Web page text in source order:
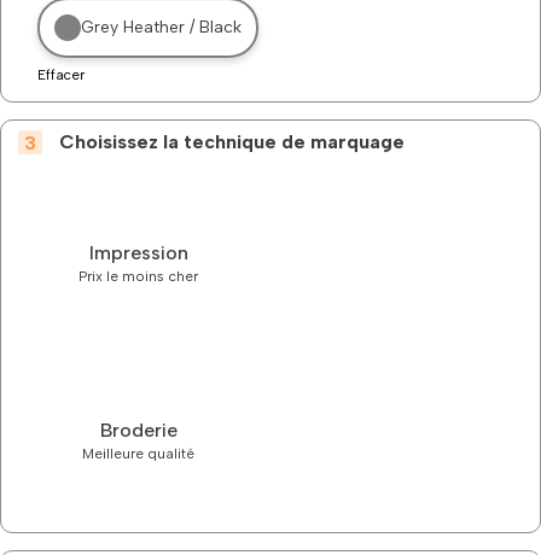
Grey Heather / Black
Effacer
Choisissez la technique de marquage
Impression
Prix le moins cher
Broderie
Meilleure qualité